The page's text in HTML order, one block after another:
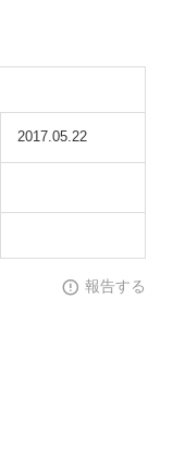
2017.05.22
報告する